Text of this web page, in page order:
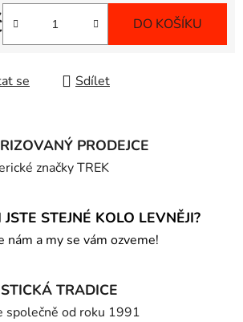
DO KOŠÍKU
se Sdílet
PRODEJCE
značky TREK
STEJNÉ KOLO LEVNĚJI?
nám a my se vám ozveme!
TRADICE
společně od roku 1991